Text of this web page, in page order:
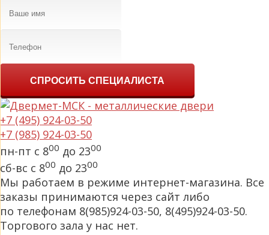
СПРОСИТЬ СПЕЦИАЛИСТА
+7 (495) 924-03-50
+7 (985) 924-03-50
пн-пт с 800 до 2300
сб-вс с 800 до 2300
Мы работаем в режиме интернет-магазина. Все
заказы принимаются через сайт либо
по телефонам 8(985)924-03-50, 8(495)924-03-50.
Торгового зала у нас нет.